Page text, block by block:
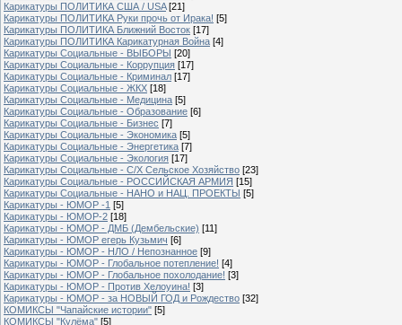
Карикатуры ПОЛИТИКА США / USA [21]
Карикатуры ПОЛИТИКА Руки прочь от Ирака! [5]
Карикатуры ПОЛИТИКА Ближний Восток [17]
Карикатуры ПОЛИТИКА Карикатурная Война [4]
Карикатуры Социальные - ВЫБОРЫ [20]
Карикатуры Социальные - Коррупция [17]
Карикатуры Социальные - Криминал [17]
Карикатуры Социальные - ЖКХ [18]
Карикатуры Социальные - Медицина [5]
Карикатуры Социальные - Образование [6]
Карикатуры Социальные - Бизнес [7]
Карикатуры Социальные - Экономика [5]
Карикатуры Социальные - Энергетика [7]
Карикатуры Социальные - Экология [17]
Карикатуры Социальные - С/Х Сельское Хозяйство [23]
Карикатуры Социальные - РОССИЙСКАЯ АРМИЯ [15]
Карикатуры Социальные - НАНО и НАЦ. ПРОЕКТЫ [5]
Карикатуры - ЮМОР -1 [5]
Карикатуры - ЮМОР-2 [18]
Карикатуры - ЮМОР - ДМБ (Дембельские) [11]
Карикатуры - ЮМОР егерь Кузьмич [6]
Карикатуры - ЮМОР - НЛО / Непознанное [9]
Карикатуры - ЮМОР - Глобальное потепление! [4]
Карикатуры - ЮМОР - Глобальное похолодание! [3]
Карикатуры - ЮМОР - Против Хелоуина! [3]
Карикатуры - ЮМОР - за НОВЫЙ ГОД и Рождество [32]
КОМИКСЫ "Чапайские истории" [5]
КОМИКСЫ "Кулёма" [5]